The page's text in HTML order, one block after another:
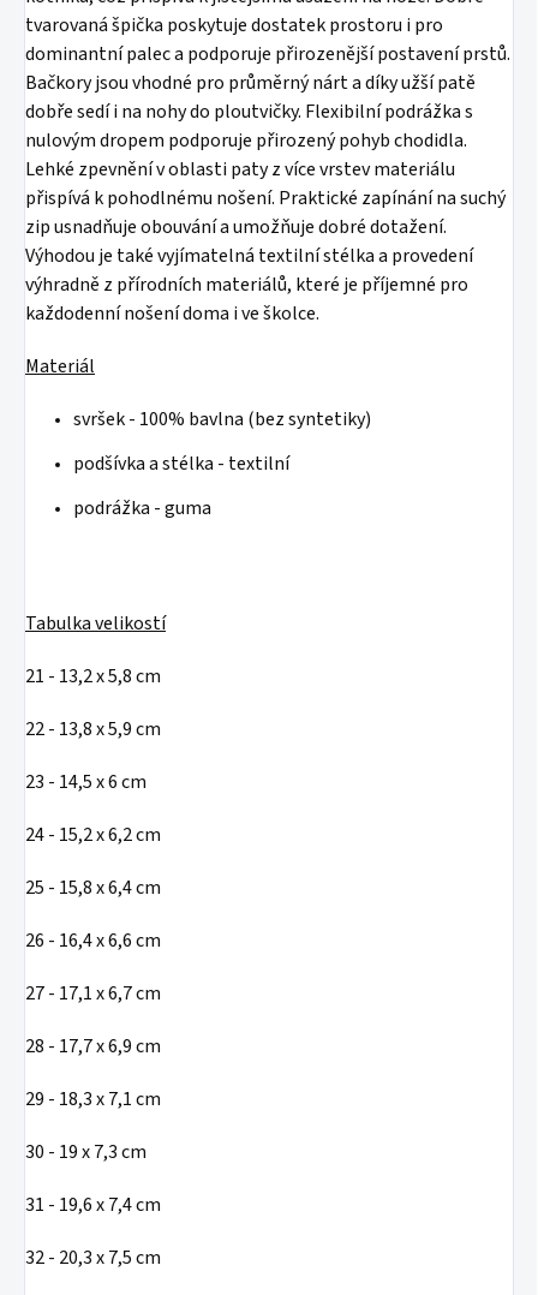
tvarovaná špička poskytuje dostatek prostoru i pro
dominantní palec a podporuje přirozenější postavení prstů.
Bačkory jsou vhodné pro průměrný nárt a díky užší patě
dobře sedí i na nohy do ploutvičky. Flexibilní podrážka s
nulovým dropem podporuje přirozený pohyb chodidla.
Lehké zpevnění v oblasti paty z více vrstev materiálu
přispívá k pohodlnému nošení. Praktické zapínání na suchý
zip usnadňuje obouvání a umožňuje dobré dotažení.
Výhodou je také vyjímatelná textilní stélka a provedení
výhradně z přírodních materiálů, které je příjemné pro
každodenní nošení doma i ve školce.
Materiál
svršek - 100% bavlna (bez syntetiky)
podšívka a stélka - textilní
podrážka - guma
Tabulka velikostí
21 - 13,2 x 5,8 cm
22 - 13,8 x 5,9 cm
23 - 14,5 x 6 cm
24 - 15,2 x 6,2 cm
25 - 15,8 x 6,4 cm
26 - 16,4 x 6,6 cm
27 - 17,1 x 6,7 cm
28 - 17,7 x 6,9 cm
29 - 18,3 x 7,1 cm
30 - 19 x 7,3 cm
31 - 19,6 x 7,4 cm
32 - 20,3 x 7,5 cm